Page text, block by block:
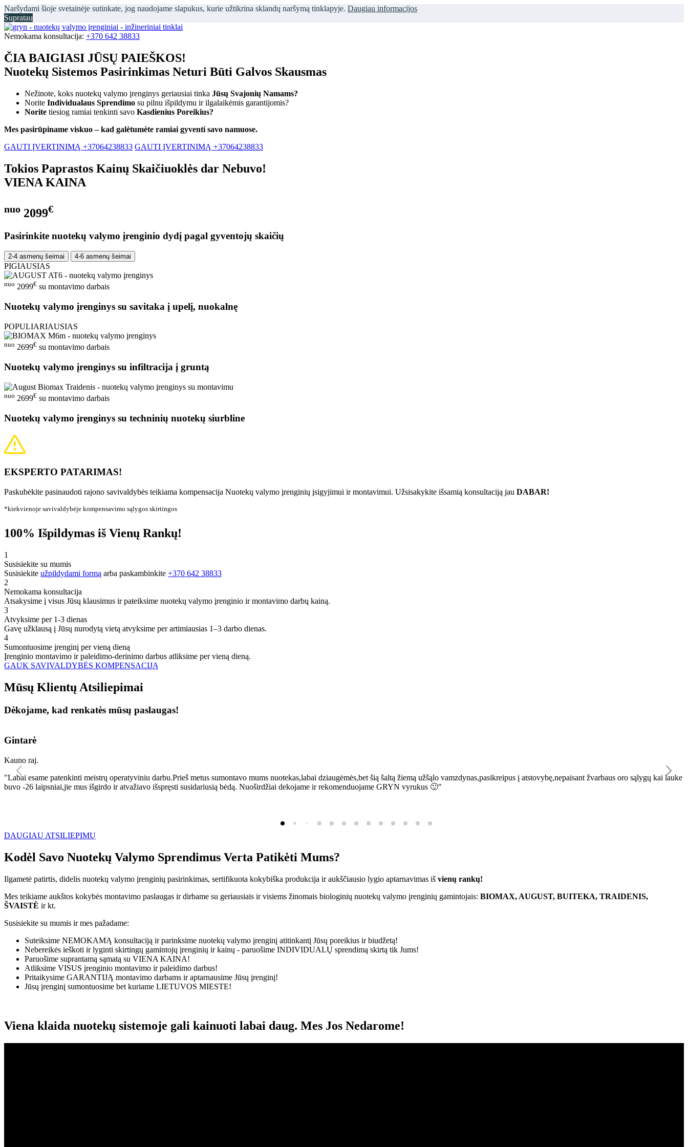
Naršydami šioje svetainėje sutinkate, jog naudojame slapukus, kurie užtikrina sklandų naršymą tinklapyje. Daugiau informacijos
Supratau
Nemokama konsultacija: +370 642 38833
ČIA BAIGIASI JŪSŲ PAIEŠKOS!
Nuotekų Sistemos Pasirinkimas Neturi Būti Galvos Skausmas
Nežinote, koks nuotekų valymo įrenginys geriausiai tinka Jūsų Svajonių Namams?
Norite Individualaus Sprendimo su pilnu išpildymu ir ilgalaikėmis garantijomis?
Norite tiesiog ramiai tenkinti savo Kasdienius Poreikius?
Mes pasirūpiname viskuo – kad galėtumėte ramiai gyventi savo namuose.
GAUTI ĮVERTINIMĄ +37064238833 GAUTI ĮVERTINIMĄ +37064238833
Tokios Paprastos Kainų Skaičiuoklės dar Nebuvo!
VIENA KAINA
nuo 2099€
Pasirinkite nuotekų valymo įrenginio dydį pagal gyventojų skaičių
2-4 asmenų šeimai 4-6 asmenų šeimai
PIGIAUSIAS
nuo 2099€ su montavimo darbais
Nuotekų valymo įrenginys su savitaka į upelį, nuokalnę
POPULIARIAUSIAS
nuo 2699€ su montavimo darbais
Nuotekų valymo įrenginys su infiltracija į gruntą
nuo 2699€ su montavimo darbais
Nuotekų valymo įrenginys su techninių nuotekų siurbline
EKSPERTO PATARIMAS!
Paskubėkite pasinaudoti rajono savivaldybės teikiama kompensacija Nuotekų valymo įrenginių įsigyjimui ir montavimui. Užsisakykite išsamią konsultaciją jau DABAR!
*kiekvienoje savivaldybėje kompensavimo sąlygos skirtingos
100% Išpildymas iš Vienų Rankų!
1
Susisiekite su mumis
Susisiekite užpildydami formą arba paskambinkite +370 642 38833
2
Nemokama konsultacija
Atsakysime į visus Jūsų klausimus ir pateiksime nuotekų valymo įrenginio ir montavimo darbų kainą.
3
Atvyksime per 1-3 dienas
Gavę užklausą į Jūsų nurodytą vietą atvyksime per artimiausias 1–3 darbo dienas.
4
Sumontuosime įrenginį per vieną dieną
Įrenginio montavimo ir paleidimo-derinimo darbus atliksime per vieną dieną.
GAUK SAVIVALDYBĖS KOMPENSACIJĄ
Mūsų Klientų Atsiliepimai
Dėkojame, kad renkatės mūsų paslaugas!
Gintarė
Kauno raj.
"Labai esame patenkinti meistrų operatyviniu darbu.Prieš metus sumontavo mums nuotekas,labai dziaugėmės,bet šią šaltą žiemą užšąlo vamzdynas,pasikreipus į atstovybę,nepaisant žvarbaus oro sąlygų kai lauke
buvo -26 laipsniai,jie mus išgirdo ir atvažiavo išspręsti susidariusią bėdą. Nuoširdžiai dekojame ir rekomenduojame GRYN vyrukus 🙂"
DAUGIAU ATSILIEPIMŲ
Kodėl Savo Nuotekų Valymo Sprendimus Verta Patikėti Mums?
Ilgametė patirtis, didelis nuotekų valymo įrenginių pasirinkimas, sertifikuota kokybiška produkcija ir aukščiausio lygio aptarnavimas iš vienų rankų!
Mes teikiame aukštos kokybės montavimo paslaugas ir dirbame su geriausiais ir visiems žinomais biologinių nuotekų valymo įrenginių gamintojais: BIOMAX, AUGUST, BUITEKA, TRAIDENIS,
ŠVAISTĖ ir kt.
Susisiekite su mumis ir mes pažadame:
Suteiksime NEMOKAMĄ konsultaciją ir parinksime nuotekų valymo įrenginį atitinkantį Jūsų poreikius ir biudžetą!
Nebereikės ieškoti ir lyginti skirtingų gamintojų įrenginių ir kainų - paruošime INDIVIDUALŲ sprendimą skirtą tik Jums!
Paruošime suprantamą sąmatą su VIENA KAINA!
Atliksime VISUS įrenginio montavimo ir paleidimo darbus!
Pritaikysime GARANTIJĄ montavimo darbams ir aptarnausime Jūsų įrenginį!
Jūsų įrenginį sumontuosime bet kuriame LIETUVOS MIESTE!
Viena klaida nuotekų sistemoje gali kainuoti labai daug. Mes Jos Nedarome!